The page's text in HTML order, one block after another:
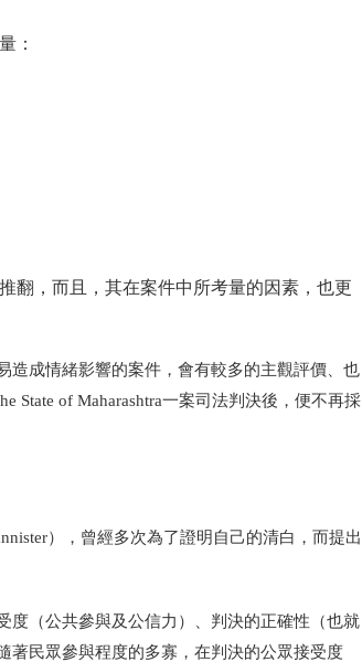
：
翻，而且，其在案件中所考量的因素，也更
造成情緒影響的案件，會有較多的主觀評價、也
State of Maharashtra一案司法判決後，便不再採
）， 曾經多次為了證明自己的清白，而提出
度 （公共參與及公信力 ） 、判決的正確性 （也就
著民眾參與程度的多寡，在判決的公眾接受度